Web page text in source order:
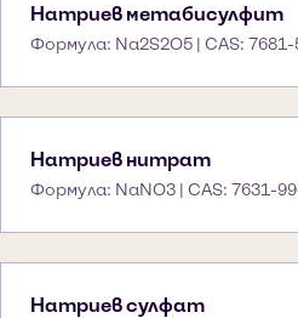
Натриев метабисулфит
Формула: Na2S2O5 | CAS:
Натриев нитрат
Формула: NaNO3 | CAS: 7631-
Натриев сулфат